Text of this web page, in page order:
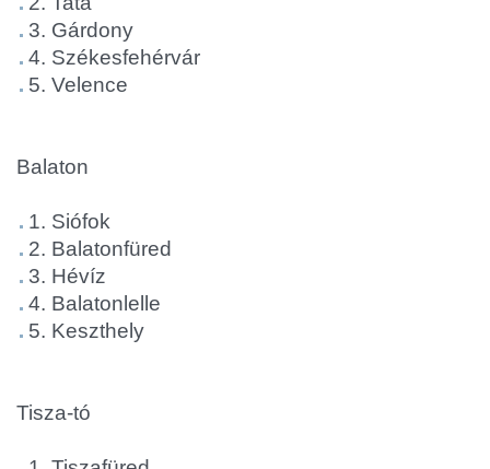
3. Gárdony
4. Székesfehérvár
5. Velence
Balaton
1. Siófok
2. Balatonfüred
3. Hévíz
4. Balatonlelle
5. Keszthely
Tisza-tó